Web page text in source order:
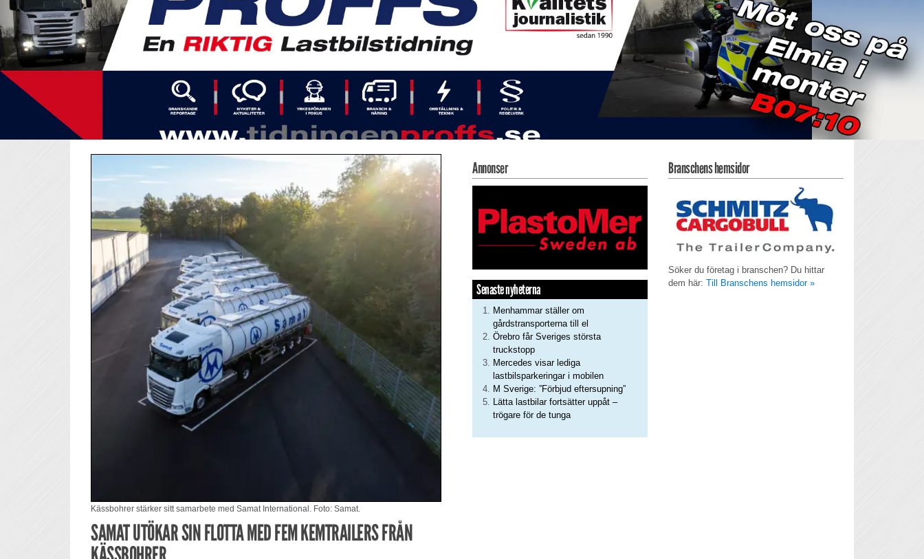
Kässbohrer stärker sitt samarbete med Samat International. Foto: Samat.
SAMAT UTÖKAR SIN FLOTTA MED FEM KEMTRAILERS FRÅN
Annonser
Senaste nyheterna
Menhammar ställer om
gårdstransporterna till el
Örebro får Sveriges största
truckstopp
Mercedes visar lediga
lastbilsparkeringar i mobilen
M Sverige: ”Förbjud eftersupning”
Lätta lastbilar fortsätter uppåt –
trögare för de tunga
Branschens hemsidor
Söker du företag i branschen? Du hittar
dem här: Till Branschens hemsidor »